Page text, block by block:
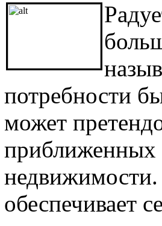
потребности
может
приближенных
обеспечивает